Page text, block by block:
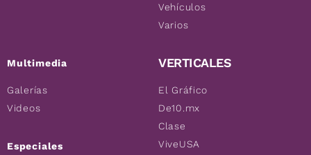
Multimedia
Galerías
Videos
Especiales
Vehículos
Varios
VERTICALES
El Gráfico
De10.mx
Clase
ViveUSA